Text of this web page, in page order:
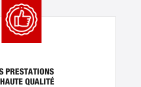
PRESTATIONS
QUALITÉ